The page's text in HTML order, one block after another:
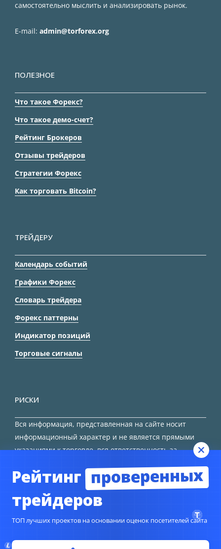
самостоятельно мыслить и анализировать рынок.
E-mail: admin@torforex.org
ПОЛЕЗНОЕ
Что такое Форекс?
Что такое демо-счет?
Рейтинг Брокеров
Отзывы трейдеров
Стратегии Форекс
Как торговать Bitcoin?
ТРЕЙДЕРУ
Календарь событий
Графики Форекс
Словарь трейдера
Форекс паттерны
Индикатор позиций
Торговые сигналы
РИСКИ
Вся информация, представленная на сайте носит
информационный характер и не является прямыми
указаниями к торговле, вся ответственность за
Рейтинг проверенных
трейдеров
ТОП лучших проектов на основании оценок посетителей сайта